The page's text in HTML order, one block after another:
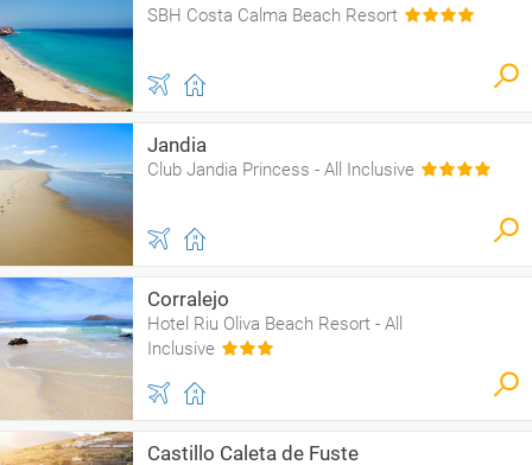
SBH Costa Calma Beach Resort
Jandia
Club Jandia Princess - All Inclusive
Corralejo
Hotel Riu Oliva Beach Resort - All
Inclusive
Castillo Caleta de Fuste